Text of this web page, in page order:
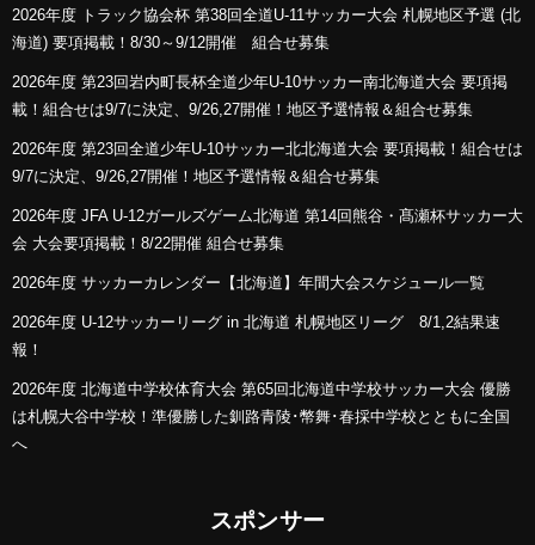
2026年度 トラック協会杯 第38回全道U-11サッカー大会 札幌地区予選 (北
海道) 要項掲載！8/30～9/12開催 組合せ募集
2026年度 第23回岩内町長杯全道少年U-10サッカー南北海道大会 要項掲
載！組合せは9/7に決定、9/26,27開催！地区予選情報＆組合せ募集
2026年度 第23回全道少年U-10サッカー北北海道大会 要項掲載！組合せは
9/7に決定、9/26,27開催！地区予選情報＆組合せ募集
2026年度 JFA U-12ガールズゲーム北海道 第14回熊谷・髙瀬杯サッカー大
会 大会要項掲載！8/22開催 組合せ募集
2026年度 サッカーカレンダー【北海道】年間大会スケジュール一覧
2026年度 U-12サッカーリーグ in 北海道 札幌地区リーグ 8/1,2結果速
報！
2026年度 北海道中学校体育大会 第65回北海道中学校サッカー大会 優勝
は札幌大谷中学校！準優勝した釧路青陵･幣舞･春採中学校とともに全国
へ
スポンサー